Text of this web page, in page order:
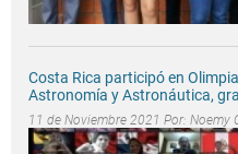
Costa Rica participó en
Astronomía y Astronáutica,
11 de Noviembre 2021 Por: Noemy